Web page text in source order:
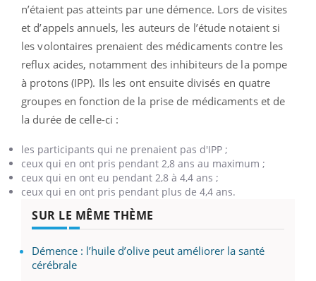
n’étaient pas atteints par une démence. Lors de visites
et d’appels annuels, les auteurs de l’étude notaient si
les volontaires prenaient des médicaments contre les
reflux acides, notamment des inhibiteurs de la pompe
à protons (IPP). Ils les ont ensuite divisés en quatre
groupes en fonction de la prise de médicaments et de
la durée de celle-ci :
les participants qui ne prenaient pas d'IPP ;
ceux qui en ont pris pendant 2,8 ans au maximum ;
ceux qui en ont eu pendant 2,8 à 4,4 ans ;
ceux qui en ont pris pendant plus de 4,4 ans.
SUR LE MÊME THÈME
Démence : l’huile d’olive peut améliorer la santé
cérébrale